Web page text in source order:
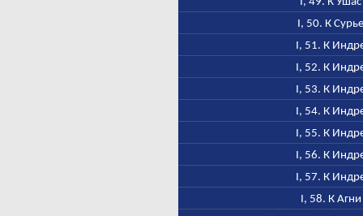
I, 50. К Сурье
I, 51. К
I, 52. К
I, 53. К
I, 54. К
I, 55. К
I, 56. К
I, 57. К
I, 58. К Агни